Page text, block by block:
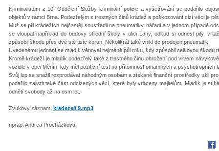
Kriminalistům z 10. Oddělení Služby kriminální policie a vyšetřování se podařilo
objektů v rámci Brna. Podezřelým z trestných činů krádež a poškozování cizí věci je
Muž se při krádežích nejčastěji soustředil na pneumatiky, nářadí a v jednom případě
se vloupal například do budovy střední školy v ulici Lány, odkud si odnesl pily,
způsobil škodu přes dvě stě tisíc korun. Několikrát také vnikl do prodejen pneumatik.
Uvedenému jednání se mladík věnoval nejméně půl roku, kdy způsobil celkovou škodu
Kromě krádeží je mladík podezřelý také z trestného činu ohrožení pod vlivem
vozidle v obci Měnín, kdy měl pozitivní test na přítomnost omamných a psychotropních
Svůj lup se snažil rozprodávat náhodným osobám a získané finanční prostředky užil
podařilo zajistit také část odcizených věcí, které byly vráceny majitelům. Mladík je
odnětí svobody až na osm let.
Zvukový záznam: kradeze8.9.mp3
nprap. Andrea Procházková